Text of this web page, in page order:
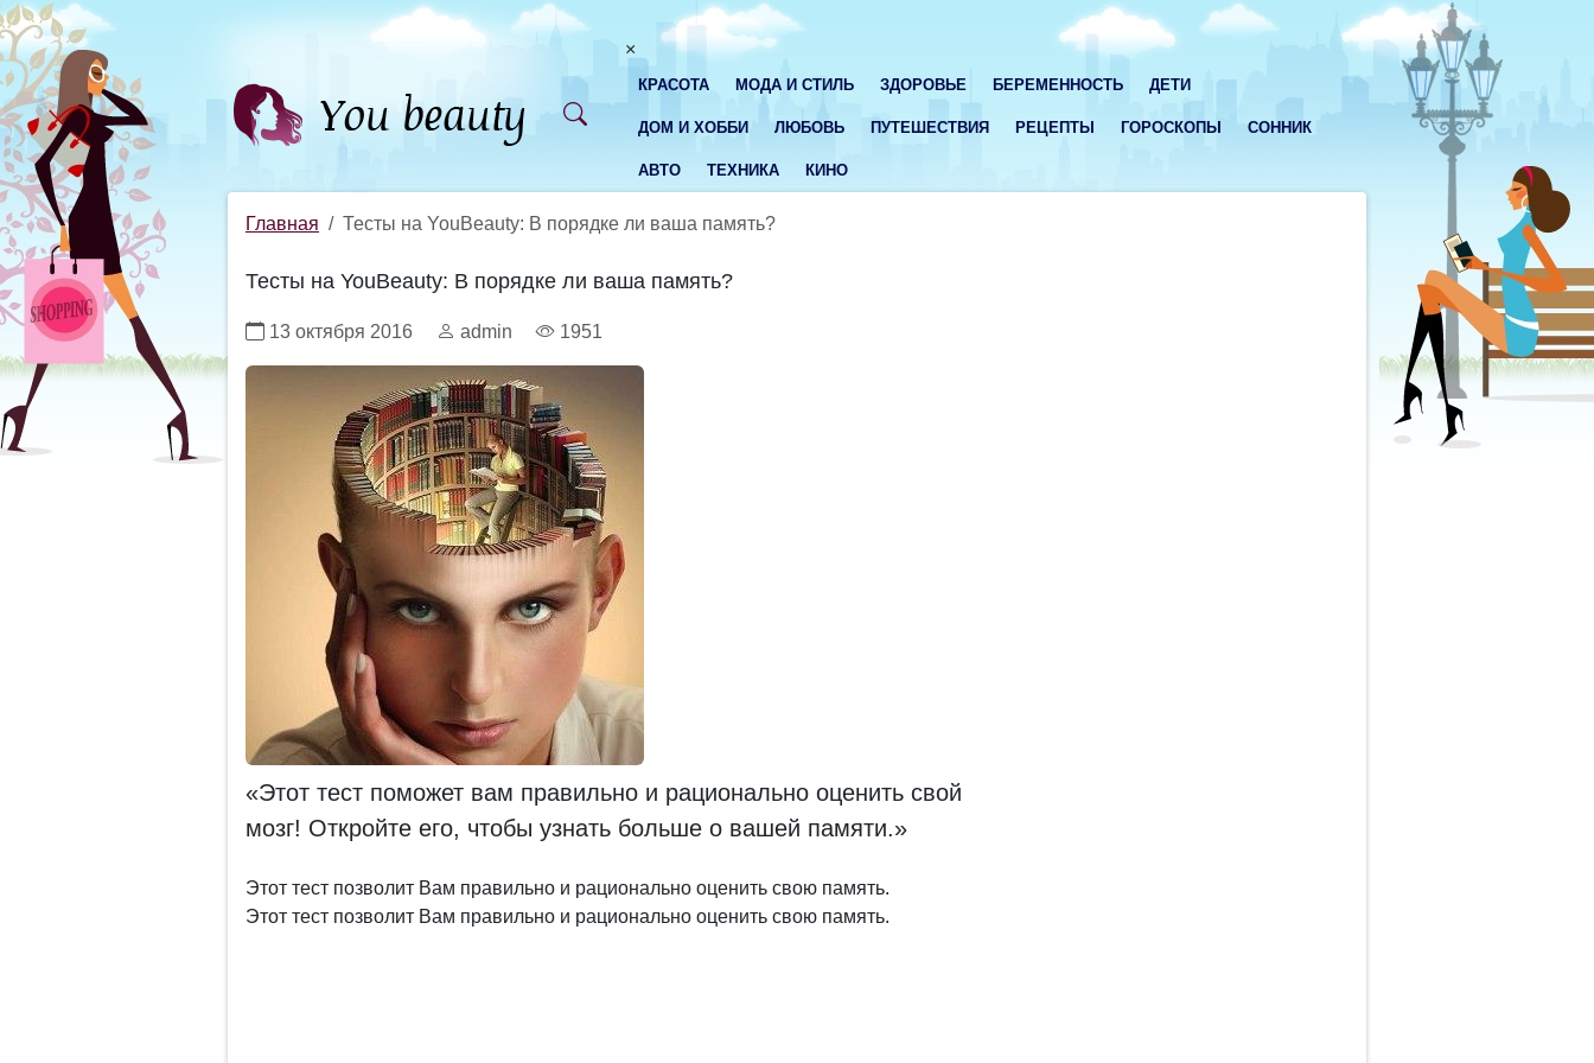
×
КРАСОТА МОДА И СТИЛЬ ЗДОРОВЬЕ БЕРЕМЕННОСТЬ ДЕТИ
ДОМ И ХОББИ ЛЮБОВЬ ПУТЕШЕСТВИЯ РЕЦЕПТЫ ГОРОСКОПЫ СОННИК
АВТО ТЕХНИКА КИНО
Главная Тесты на YouBeauty: В порядке ли ваша память?
Тесты на YouBeauty: В порядке ли ваша память?
13 октября 2016 admin 1951
«Этот тест поможет вам правильно и рационально оценить свой
мозг! Откройте его, чтобы узнать больше о вашей памяти.»
Этот тест позволит Вам правильно и рационально оценить свою память.
Этот тест позволит Вам правильно и рационально оценить свою память.